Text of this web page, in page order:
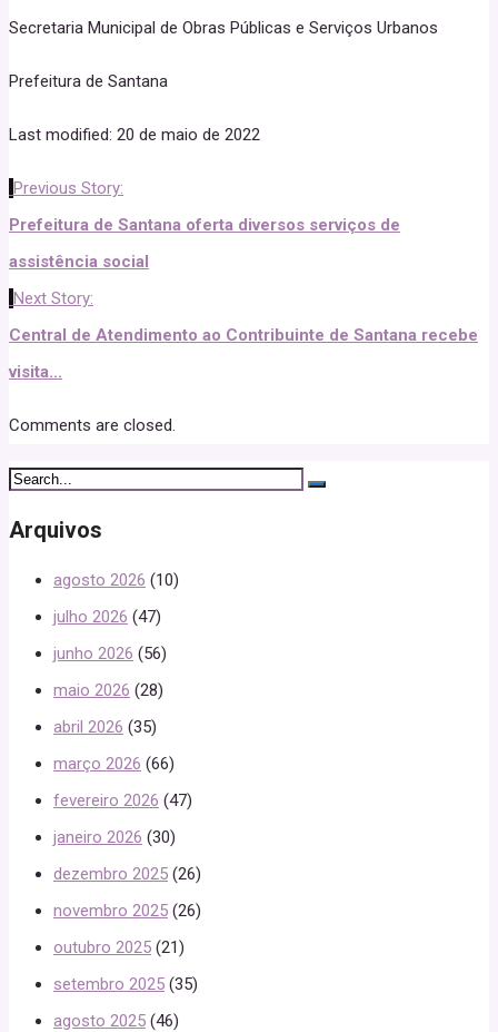
Secretaria Municipal de Obras Públicas e Serviços Urbanos
Prefeitura de Santana
Last modified: 20 de maio de 2022
Previous Story:
Prefeitura de Santana oferta diversos serviços de
assistência social
Next Story:
Central de Atendimento ao Contribuinte de Santana recebe
visita...
Comments are closed.
Arquivos
agosto 2026 (10)
julho 2026 (47)
junho 2026 (56)
maio 2026 (28)
abril 2026 (35)
março 2026 (66)
fevereiro 2026 (47)
janeiro 2026 (30)
dezembro 2025 (26)
novembro 2025 (26)
outubro 2025 (21)
setembro 2025 (35)
agosto 2025 (46)